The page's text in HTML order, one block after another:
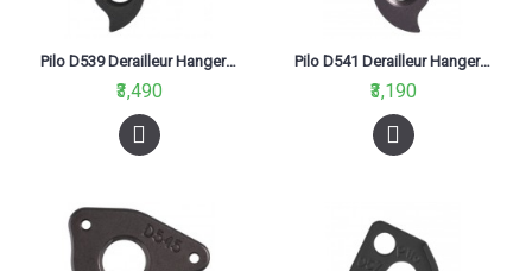
Pilo D539 Derailleur Hanger For Merida Mtb 12X142 Big Seven Carbon Black
₹3,490
Pilo D541 Derailleur Hanger For Ghost Grh, Lapierre
₹3,190